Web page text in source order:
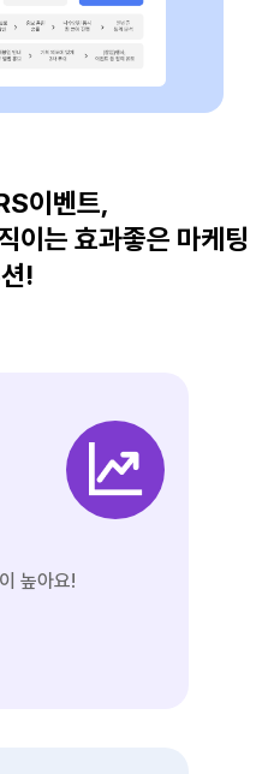
이벤트,
이는 효과좋은 마케팅
!
높아요!